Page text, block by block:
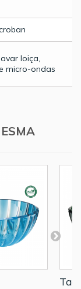
loiça,
micro-ondas